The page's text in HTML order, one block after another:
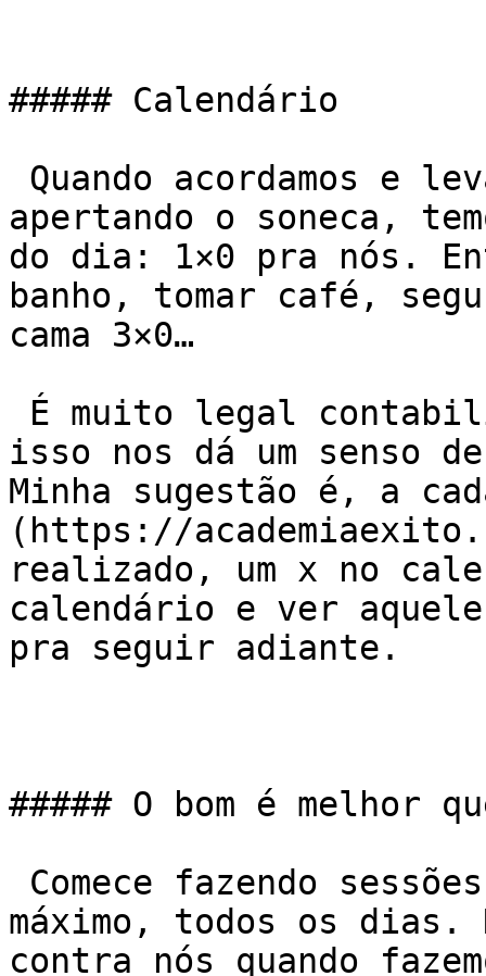
##### Calendário
apertando o soneca,
do dia: 1×0 pra nós.
banho, tomar café,
cama 3×0…
isso nos dá um senso
Minha sugestão é, a
(https://
realizado, um x no
calendário e ver
pra seguir adiante.
##### O bom é melhor
máximo, todos os
contra nós quando